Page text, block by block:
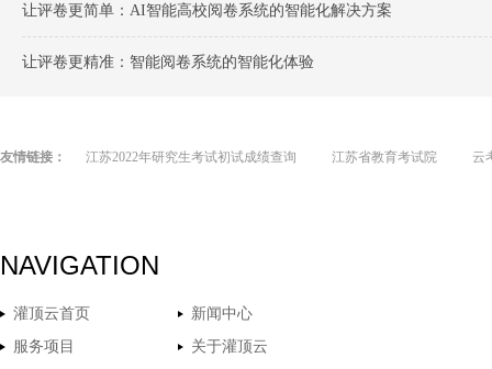
让评卷更简单：AI智能高校阅卷系统的智能化解决方案
让评卷更精准：智能阅卷系统的智能化体验
友情链接： 江苏2022年研究生考试初试成绩查询 江苏省教育考试院 云
NAVIGATION
灌顶云首页
新闻中心
服务项目
关于灌顶云